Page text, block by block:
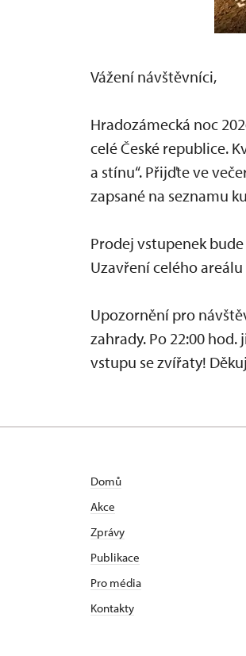
Vážení návštěvníci,
Hradozámecká noc
celé České republice.
a stínu“. Přijďte ve
zapsané na seznamu
Prodej vstupenek
Uzavření celého
Upozornění pro
zahrady. Po 22:00
vstupu se zvířaty!
Domů
Akce
Zprávy
Publikace
Pro média
Kontakty